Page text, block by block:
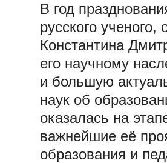
В год
русского ученого,
Константина
его научному
и большую
наук об
оказалась на
важнейшие её
образования и